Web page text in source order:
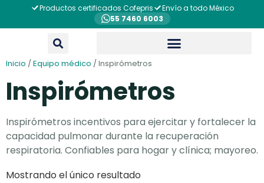
Productos certificados Cofepris
Envío a todo México
55 7460 6003
Inicio /Equipo médico / Inspirómetros
Inspirómetros
Inspirómetros incentivos para ejercitar y fortalecer la
capacidad pulmonar durante la recuperación
respiratoria. Confiables para hogar y clínica; mayoreo.
Mostrando el único resultado